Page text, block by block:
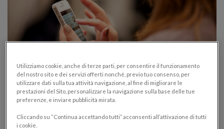
E-commerce in Italia in crescita assieme ai
pagamenti elettronici, ma quali sono i
numeri?
POS E PAGAMENTI ELETTRONICI
Utilizziamo cookie, anche di terze parti, per consentire il funzionamento
del nostro sito e dei servizi offerti nonché, previo tuo consenso, per
utilizzare dati sulla tua attività navigazione, al fine di migliorare le
prestazioni del Sito, personalizzare la navigazione sulla base delle tue
preferenze, e inviare pubblicità mirata.
Cliccando su “Continua accettando tutti” acconsenti all’attivazione di tutti
i cookie.